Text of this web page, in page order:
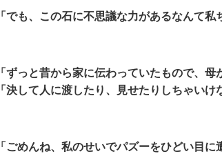
「でも、この石に不思議な力があるなんて私
「ずっと昔から家に伝わっていたもので、母
「決して人に渡したり、見せたりしちゃいけ
「ごめんね、私のせいでパズーをひどい目に